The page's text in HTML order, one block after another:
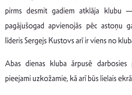
pirms desmit gadiem atklāja klubu
pagājušogad apvienojās pēc astoņu
līderis Sergejs Kustovs arī ir viens no
Abas dienas kluba ārpusē darbosies
pieejami uzkožamie, kā arī būs lielais